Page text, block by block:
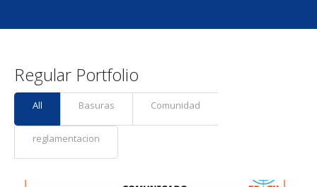
Regular Portfolio
All Basuras Comunidad
reglamentacion